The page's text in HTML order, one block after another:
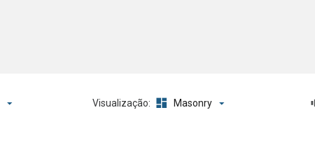
Visualização: Masonry